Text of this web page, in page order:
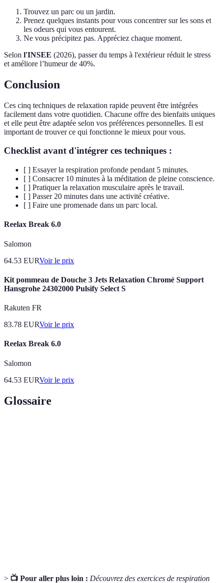
Trouvez un parc ou un jardin.
Prenez quelques instants pour vous concentrer sur les sons et
les odeurs qui vous entourent.
Ne vous précipitez pas. Appréciez chaque moment.
Selon l'INSEE (2026), passer du temps à l'extérieur réduit le stress
et améliore l’humeur de 40%.
Conclusion
Ces cinq techniques de relaxation rapide peuvent être intégrées
facilement dans votre quotidien. Chacune offre des bienfaits uniques
et elle peut être adaptée selon vos préférences personnelles. Il est
important de trouver ce qui fonctionne le mieux pour vous.
Checklist avant d'intégrer ces techniques :
[ ] Essayer la respiration profonde pendant 5 minutes.
[ ] Consacrer 10 minutes à la méditation de pleine conscience.
[ ] Pratiquer la relaxation musculaire après le travail.
[ ] Passer 20 minutes dans une activité créative.
[ ] Faire une promenade dans un parc local.
Reelax Break 6.0
Salomon
64.53 EURVoir le prix
Kit pommeau de Douche 3 Jets Relaxation Chromé Support
Hansgrohe 24302000 Pulsify Select S
Rakuten FR
83.78 EURVoir le prix
Reelax Break 6.0
Salomon
64.53 EURVoir le prix
Glossaire
> 📺 Pour aller plus loin : Découvrez des exercices de respiration